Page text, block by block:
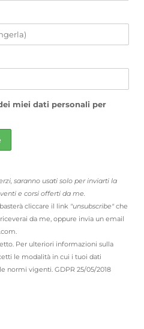
miei dati personali per
saranno usati solo per inviarti la
e corsi offerti da me.
cliccare il link "unsubscribe"che
da me, oppure invia un email
Per ulteriori informazioni sulla
le modalità in cui i tuoi dati
normi vigenti. GDPR 25/05/2018